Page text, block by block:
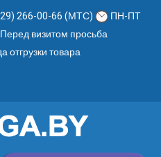
266-00-66 (МТС)
ПН-ПТ
визитом просьба
отгрузки товара